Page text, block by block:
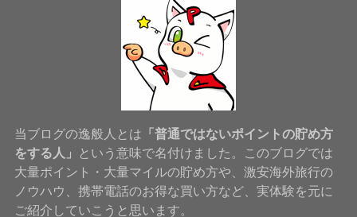
当ブログの逸般人とは 「普通ではないポイントの貯め方
をする人」
という意味で名付けました。このブログでは
大量ポイント・大量マイルの貯め方や、激安海外旅行の
ノウハウ、携帯電話のお得な買い方など、実体験を元に
ご紹介していこうと思います。